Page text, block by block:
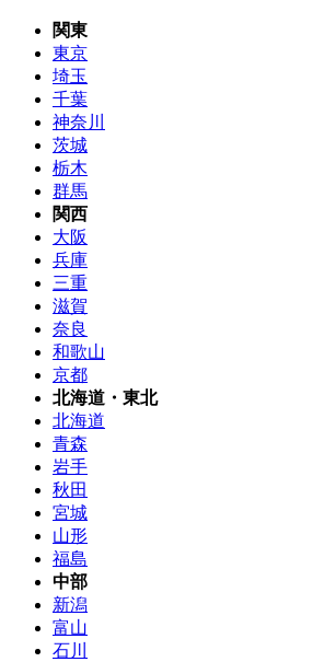
関東
東京
埼玉
千葉
神奈川
茨城
栃木
群馬
関西
大阪
兵庫
三重
滋賀
奈良
和歌山
京都
北海道・東北
北海道
青森
岩手
秋田
宮城
山形
福島
中部
新潟
富山
石川